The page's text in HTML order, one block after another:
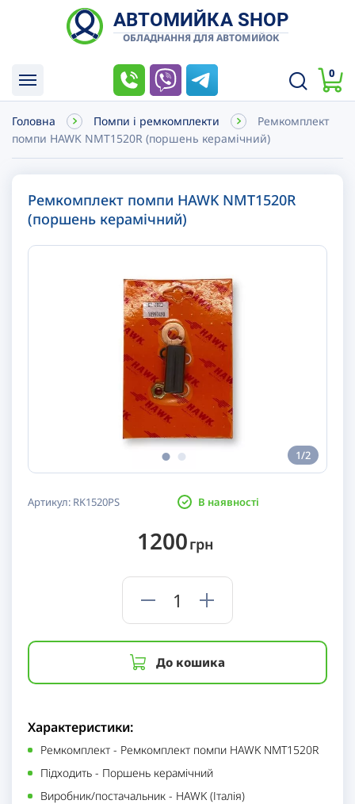
АВТОМИЙКА SHOP
ОБЛАДНАННЯ ДЛЯ АВТОМИЙОК
0
Головна Помпи і ремкомплекти
Ремкомплект
помпи HAWK NMT1520R (поршень керамічний)
1/2
Ремкомплект помпи HAWK NMT1520R
(поршень керамічний)
Артикул: RK1520PS В наявності
1200грн
До кошика
Характеристики:
Ремкомплект - Ремкомплект помпи HAWK NMT1520R
Підходить - Поршень керамічний
Виробник/постачальник - HAWK (Італія)